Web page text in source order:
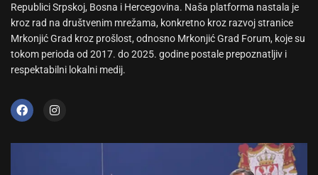
Republici Srpskoj, Bosna i Hercegovina. Naša platforma nastala je
kroz rad na društvenim mrežama, konkretno kroz razvoj stranice
Mrkonjić Grad kroz prošlost, odnosno Mrkonjić Grad Forum, koje su
tokom perioda od 2017. do 2025. godine postale prepoznatljiv i
respektabilni lokalni medij.